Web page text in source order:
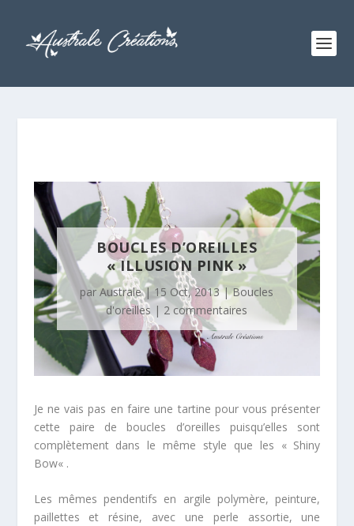
BOUCLES D’OREILLES
« ILLUSION PINK »
parAustrale| 15 Oct, 2013|Boucles
d'oreilles | 2 commentaires
Je ne vais pas en faire une tartine pour vous présenter
cette paire de boucles d’oreilles puisqu’elles sont
complètement dans le même style que les « Shiny
Bow« .
Les mêmes pendentifs en argile polymère, peinture,
paillettes et résine, avec une perle assortie, une